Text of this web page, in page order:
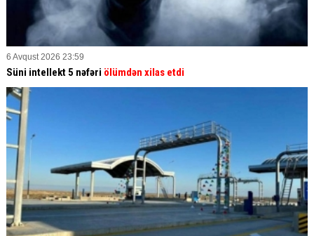
6 Avqust 2026 23:59
Süni intellekt 5 nəfəri ölümdən xilas etdi